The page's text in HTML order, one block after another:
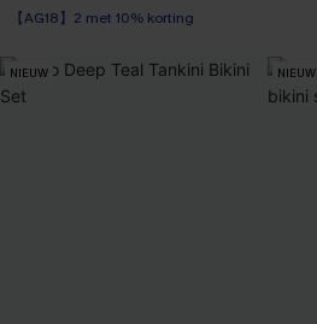
Corrigerend badpak
NIEUW NIEUW